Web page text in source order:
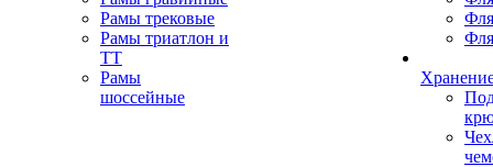
Рамы трековые
Рамы триатлон и
ТТ
Рамы
шоссейные